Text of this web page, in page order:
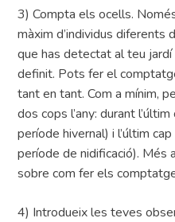
3) Compta els ocells.
màxim d’individus diferents
que has detectat al teu
definit. Pots fer el
tant en tant. Com a mínim,
dos cops l’any: durant
període hivernal) i l’últim
període de nidificació).
sobre com fer els
4) Introdueix les teves